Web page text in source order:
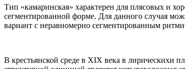
Тип «камаринская» характерен для плясовых и
сегментированной форме. Для данного случая
вариант с неравномерно сегментированным
В крестьянской среде в XIX века в лирическихи